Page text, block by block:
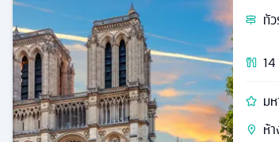
ทั
14
ห้